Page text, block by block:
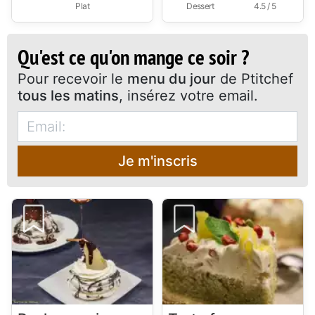
Plat Dessert 4.5 / 5
Qu'est ce qu'on mange ce soir ?
Pour recevoir le menu du jour de Ptitchef
tous les matins, insérez votre email.
Je m'inscris